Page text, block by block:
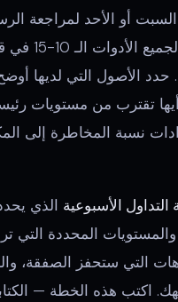
أو الأحد لمراجعة
الأسبوعية
حدد الأصول التي لديها
تقترب من مستويات
نسبة المخاطرة إلى
الأسبوعية الذي
المحددة التي
التي ستحفز الصفقة،
اكتب هذه الخطة —